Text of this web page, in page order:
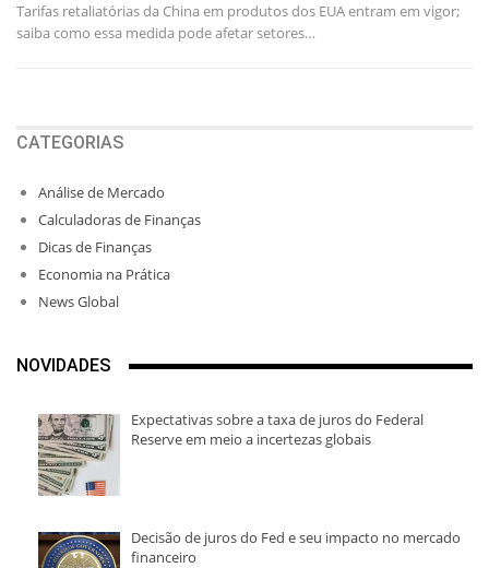
Tarifas retaliatórias da China em produtos dos EUA entram em vigor;
saiba como essa medida pode afetar setores…
CATEGORIAS
Análise de Mercado
Calculadoras de Finanças
Dicas de Finanças
Economia na Prática
News Global
NOVIDADES
Expectativas sobre a taxa de juros do Federal
Reserve em meio a incertezas globais
Decisão de juros do Fed e seu impacto no mercado
financeiro